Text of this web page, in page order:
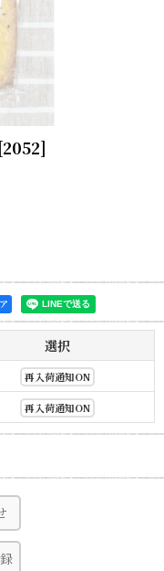
[2052]
選択
再入荷通知ON
再入荷通知ON